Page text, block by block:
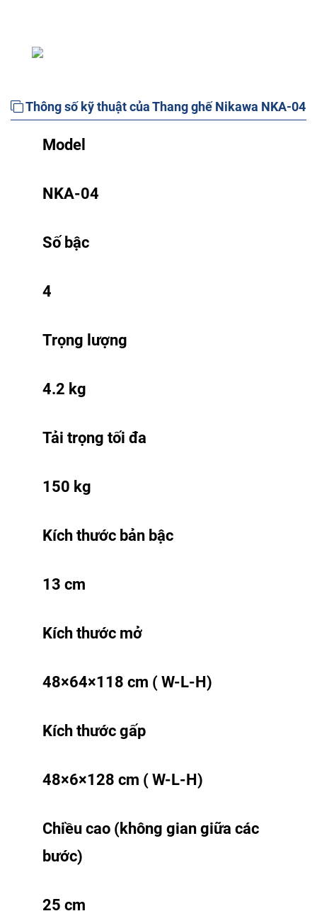
Thông số kỹ thuật của Thang ghế Nikawa NKA-04
Model
NKA-04
Số bậc
4
Trọng lượng
4.2 kg
Tải trọng tối đa
150 kg
Kích thước bản bậc
13 cm
Kích thước mở
48×64×118 cm ( W-L-H)
Kích thước gấp
48×6×128 cm ( W-L-H)
Chiều cao (không gian giữa các
bước)
25 cm